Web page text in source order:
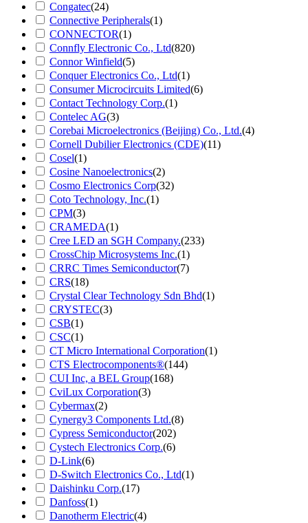
Congatec(24)
Connective Peripherals(1)
CONNECTOR(1)
Connfly Electronic Co., Ltd(820)
Connor Winfield(5)
Conquer Electronics Co., Ltd(1)
Consumer Microcircuits Limited(6)
Contact Technology Corp.(1)
Contelec AG(3)
Corebai Microelectronics (Beijing) Co., Ltd.(4)
Cornell Dubilier Electronics (CDE)(11)
Cosel(1)
Cosine Nanoelectronics(2)
Cosmo Electronics Corp(32)
Coto Technology, Inc.(1)
CPM(3)
CRAMEDA(1)
Cree LED an SGH Company.(233)
CrossChip Microsystems Inc.(1)
CRRC Times Semiconductor(7)
CRS(18)
Crystal Clear Technology Sdn Bhd(1)
CRYSTEC(3)
CSB(1)
CSC(1)
CT Micro International Corporation(1)
CTS Electrocomponents®(144)
CUI Inc, a BEL Group(168)
CviLux Corporation(3)
Cybermax(2)
Cynergy3 Components Ltd.(8)
Cypress Semiconductor(202)
Cystech Electronics Corp.(6)
D-Link(6)
D-Switch Electronics Co., Ltd(1)
Daishinku Corp.(17)
Danfoss(1)
Danotherm Electric(4)